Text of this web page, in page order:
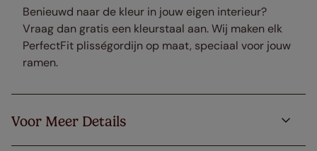
Benieuwd naar de kleur in jouw eigen interieur?
Vraag dan gratis een kleurstaal aan. Wij maken elk
PerfectFit plisségordijn op maat, speciaal voor jouw
ramen.
Voor Meer Details